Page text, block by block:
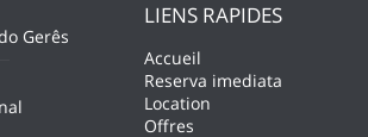
Gerês
LIENS RAPIDES
Accueil
Reserva imediata
Location
Offres